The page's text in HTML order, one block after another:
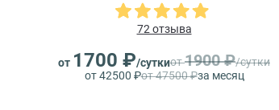
72 отзыва
от 1700 ₽/суткиот1900 ₽/сутки
от 42500 ₽от 47500 ₽за месяц